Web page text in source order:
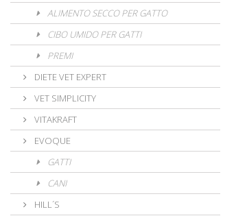
ALIMENTO SECCO PER GATTO
CIBO UMIDO PER GATTI
PREMI
DIETE VET EXPERT
VET SIMPLICITY
VITAKRAFT
EVOQUE
GATTI
CANI
HILL´S